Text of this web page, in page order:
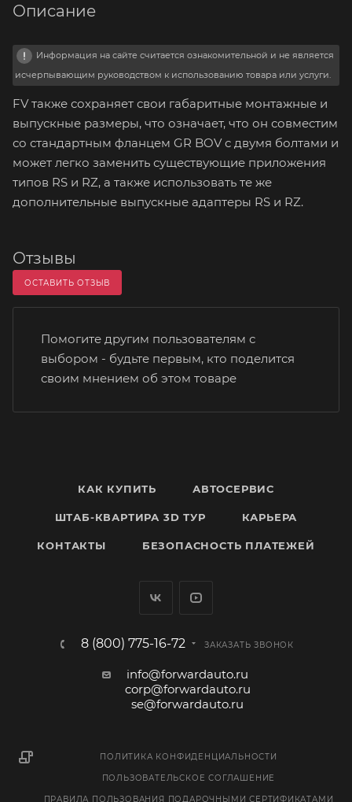
Описание
Информация на сайте считается ознакомительной и не является
исчерпывающим руководством к использованию товара или услуги.
FV также сохраняет свои габаритные монтажные и
выпускные размеры, что означает, что он совместим
со стандартным фланцем GR BOV с двумя болтами и
может легко заменить существующие приложения
типов RS и RZ, а также использовать те же
дополнительные выпускные адаптеры RS и RZ.
Отзывы
ОСТАВИТЬ ОТЗЫВ
Помогите другим пользователям с
выбором - будьте первым, кто поделится
своим мнением об этом товаре
КАК КУПИТЬ АВТОСЕРВИС
ШТАБ-КВАРТИРА 3D ТУР КАРЬЕРА
КОНТАКТЫ БЕЗОПАСНОСТЬ ПЛАТЕЖЕЙ
8 (800) 775-16-72 ЗАКАЗАТЬ ЗВОНОК
info@forwardauto.ru
corp@forwardauto.ru
se@forwardauto.ru
ПОЛИТИКА КОНФИДЕНЦИАЛЬНОСТИ
ПОЛЬЗОВАТЕЛЬСКОЕ СОГЛАШЕНИЕ
ПРАВИЛА ПОЛЬЗОВАНИЯ ПОДАРОЧНЫМИ СЕРТИФИКАТАМИ